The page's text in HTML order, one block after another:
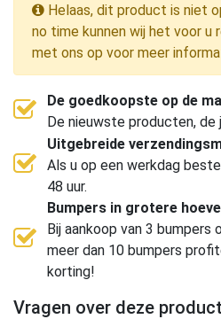
Helaas, dit product is niet
no time kunnen wij het voor u
met ons op voor meer
De goedkoopste op de
De nieuwste producten, de
Uitgebreide
Als u op een werkdag
48 uur.
Bumpers in grotere
Bij aankoop van 3 bumpers
meer dan 10 bumpers
korting!
Vragen over deze